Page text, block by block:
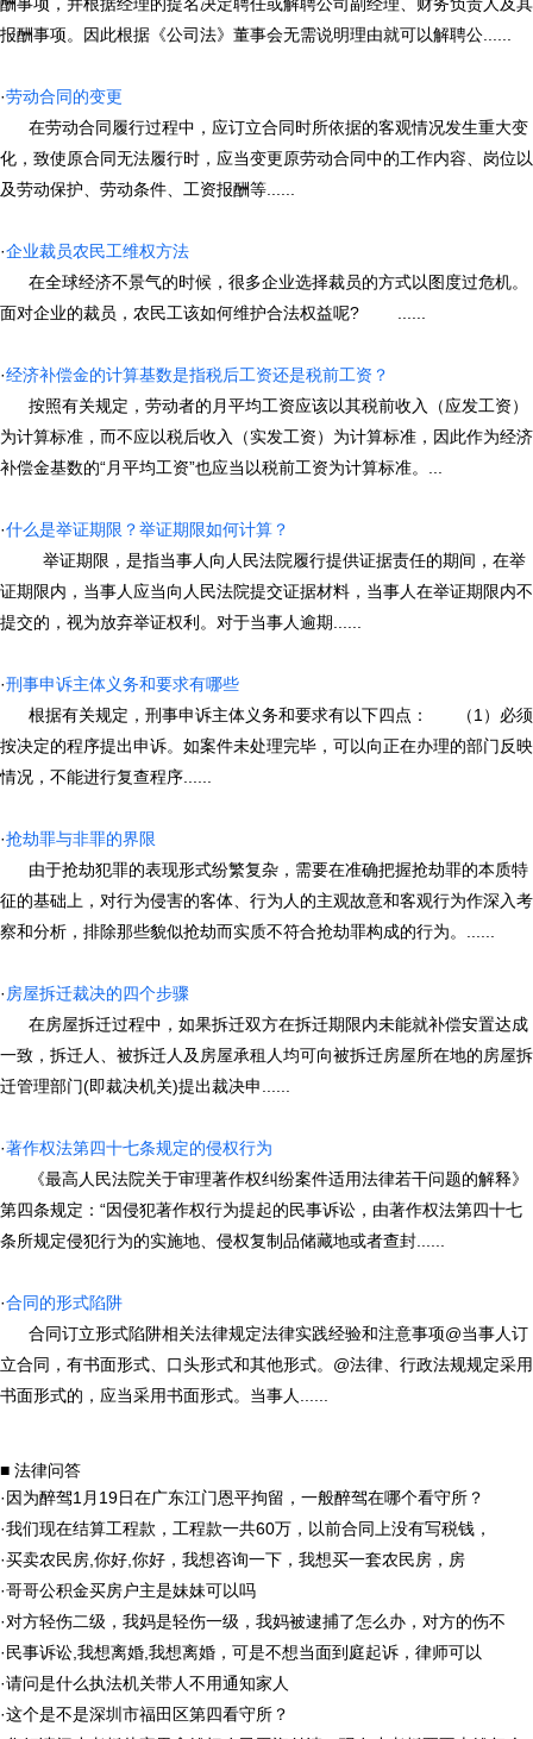
酬事项，并根据经理的提名决定聘任或解聘公司副经理、财务负责人及其
报酬事项。因此根据《公司法》董事会无需说明理由就可以解聘公......
·劳动合同的变更
在劳动合同履行过程中，应订立合同时所依据的客观情况发生重大变
化，致使原合同无法履行时，应当变更原劳动合同中的工作内容、岗位以
及劳动保护、劳动条件、工资报酬等......
·企业裁员农民工维权方法
在全球经济不景气的时候，很多企业选择裁员的方式以图度过危机。
面对企业的裁员，农民工该如何维护合法权益呢? ......
·经济补偿金的计算基数是指税后工资还是税前工资？
按照有关规定，劳动者的月平均工资应该以其税前收入（应发工资）
为计算标准，而不应以税后收入（实发工资）为计算标准，因此作为经济
补偿金基数的“月平均工资”也应当以税前工资为计算标准。...
·什么是举证期限？举证期限如何计算？
举证期限，是指当事人向人民法院履行提供证据责任的期间，在举
证期限内，当事人应当向人民法院提交证据材料，当事人在举证期限内不
提交的，视为放弃举证权利。对于当事人逾期......
·刑事申诉主体义务和要求有哪些
根据有关规定，刑事申诉主体义务和要求有以下四点： （1）必须
按决定的程序提出申诉。如案件未处理完毕，可以向正在办理的部门反映
情况，不能进行复查程序......
·抢劫罪与非罪的界限
由于抢劫犯罪的表现形式纷繁复杂，需要在准确把握抢劫罪的本质特
征的基础上，对行为侵害的客体、行为人的主观故意和客观行为作深入考
察和分析，排除那些貌似抢劫而实质不符合抢劫罪构成的行为。......
·房屋拆迁裁决的四个步骤
在房屋拆迁过程中，如果拆迁双方在拆迁期限内未能就补偿安置达成
一致，拆迁人、被拆迁人及房屋承租人均可向被拆迁房屋所在地的房屋拆
迁管理部门(即裁决机关)提出裁决申......
·著作权法第四十七条规定的侵权行为
《最高人民法院关于审理著作权纠纷案件适用法律若干问题的解释》
第四条规定：“因侵犯著作权行为提起的民事诉讼，由著作权法第四十七
条所规定侵犯行为的实施地、侵权复制品储藏地或者查封......
·合同的形式陷阱
合同订立形式陷阱相关法律规定法律实践经验和注意事项@当事人订
立合同，有书面形式、口头形式和其他形式。@法律、行政法规规定采用
书面形式的，应当采用书面形式。当事人......
■ 法律问答
·因为醉驾1月19日在广东江门恩平拘留，一般醉驾在哪个看守所？
·我们现在结算工程款，工程款一共60万，以前合同上没有写税钱，
·买卖农民房,你好,你好，我想咨询一下，我想买一套农民房，房
·哥哥公积金买房户主是妹妹可以吗
·对方轻伤二级，我妈是轻伤一级，我妈被逮捕了怎么办，对方的伤不
·民事诉讼,我想离婚,我想离婚，可是不想当面到庭起诉，律师可以
·请问是什么执法机关带人不用通知家人
·这个是不是深圳市福田区第四看守所？